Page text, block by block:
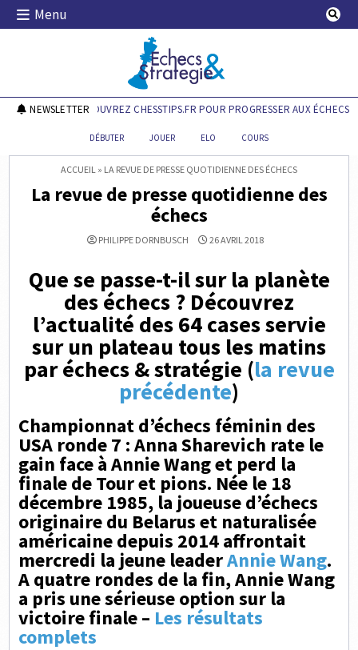
Skip
Menu
Echecs & Stratégie
NEWSLETTERDÉCOUVREZ CHESSTIPS.FR POUR PROGRESSER AUX ÉCHECS !
DÉBUTER JOUER ELO COURS
ACCUEIL » LA REVUE DE PRESSE QUOTIDIENNE DES ÉCHECS
La revue de presse quotidienne des
échecs
PHILIPPE DORNBUSCH 26 AVRIL 2018
Que se passe-t-il sur la planète
des échecs ? Découvrez
l’actualité des 64 cases servie
sur un plateau tous les matins
par échecs & stratégie (la revue
précédente)
Championnat d’échecs féminin des
USA ronde 7 : Anna Sharevich rate le
gain face à Annie Wang et perd la
finale de Tour et pions. Née le 18
décembre 1985, la joueuse d’échecs
originaire du Belarus et naturalisée
américaine depuis 2014 affrontait
mercredi la jeune leaderAnnie Wang.
A quatre rondes de la fin, Annie Wang
a pris une sérieuse option sur la
victoire finale – Les résultats
complets